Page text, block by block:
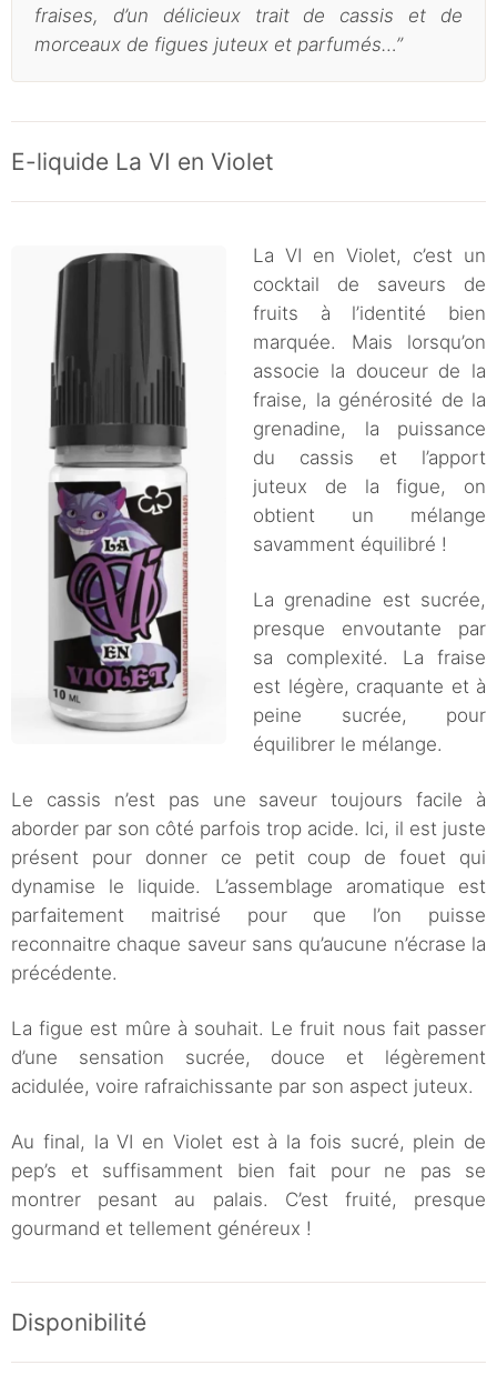
fraises, d’un délicieux trait de cassis et de
morceaux de figues juteux et parfumés…”
E-liquide La VI en Violet
La VI en Violet, c’est un
cocktail de saveurs de
fruits à l’identité bien
marquée. Mais lorsqu’on
associe la douceur de la
fraise, la générosité de la
grenadine, la puissance
du cassis et l’apport
juteux de la figue, on
obtient un mélange
savamment équilibré !
La grenadine est sucrée,
presque envoutante par
sa complexité. La fraise
est légère, craquante et à
peine sucrée, pour
équilibrer le mélange.
Le cassis n’est pas une saveur toujours facile à
aborder par son côté parfois trop acide. Ici, il est juste
présent pour donner ce petit coup de fouet qui
dynamise le liquide. L’assemblage aromatique est
parfaitement maitrisé pour que l’on puisse
reconnaitre chaque saveur sans qu’aucune n’écrase la
précédente.
La figue est mûre à souhait. Le fruit nous fait passer
d’une sensation sucrée, douce et légèrement
acidulée, voire rafraichissante par son aspect juteux.
Au final, la VI en Violet est à la fois sucré, plein de
pep’s et suffisamment bien fait pour ne pas se
montrer pesant au palais. C’est fruité, presque
gourmand et tellement généreux !
Disponibilité